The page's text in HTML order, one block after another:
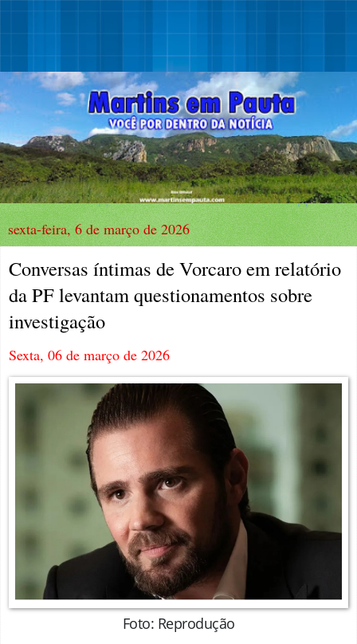
sexta-feira, 6 de março de 2026
Conversas íntimas de Vorcaro em relatório
da PF levantam questionamentos sobre
investigação
Sexta, 06 de março de 2026
Foto: Reprodução